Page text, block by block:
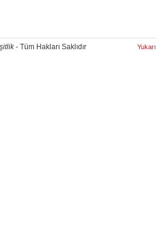
- Tüm Hakları Saklıdır Yukarı